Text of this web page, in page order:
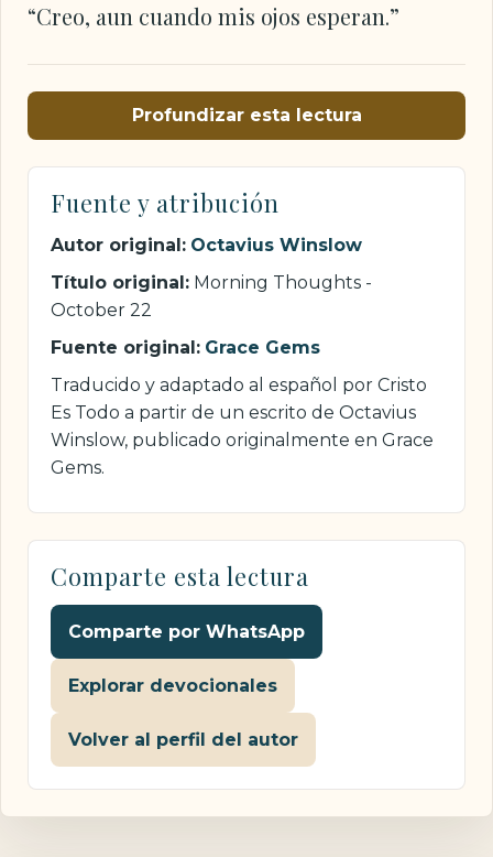
“Creo, aun cuando mis ojos esperan.”
Profundizar esta lectura
Fuente y atribución
Autor original: Octavius Winslow
Título original: Morning Thoughts -
October 22
Fuente original: Grace Gems
Traducido y adaptado al español por Cristo
Es Todo a partir de un escrito de Octavius
Winslow, publicado originalmente en Grace
Gems.
Comparte esta lectura
Comparte por WhatsApp
Explorar devocionales
Volver al perfil del autor